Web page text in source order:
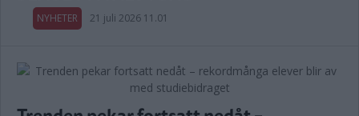
NYHETER 21 juli 2026 11.01